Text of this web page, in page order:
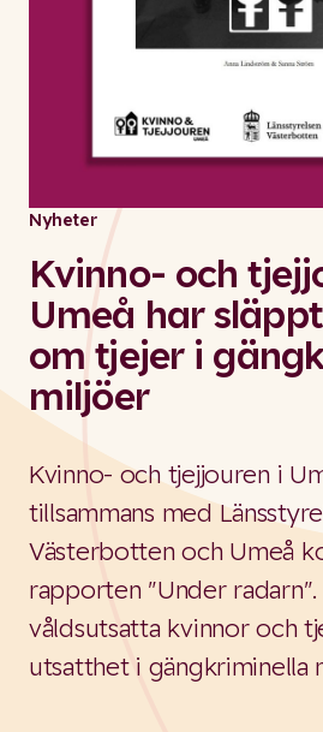
Nyheter
Kvinno- och
Umeå har
om tjejer i
miljöer
Kvinno- och tjejjouren i
tillsammans med
Västerbotten och Umeå
rapporten "Under
våldsutsatta kvinnor och
utsatthet i gängkriminella